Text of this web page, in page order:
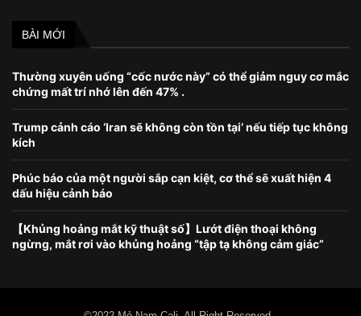
BÀI MỚI
Thường xuyên uống “cốc nước này” có thể giảm nguy cơ mắc
chứng mất trí nhớ lên đến 47% .
Trump cảnh cáo ‘Iran sẽ không còn tồn tại’ nếu tiếp tục không
kích
Phúc báo của một người sắp cạn kiệt, cơ thể sẽ xuất hiện 4
dấu hiệu cảnh báo
【Khủng hoảng mắt kỹ thuật số】Lướt điện thoại không
ngừng, mắt rơi vào khủng hoảng “tập tạ không cảm giác”